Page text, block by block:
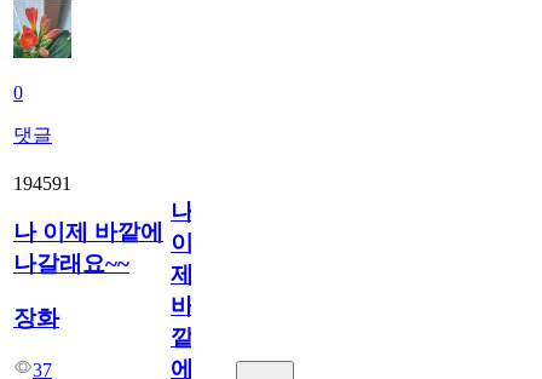
0
댓글
194591
나 이제 바깥에
나갈래요~~
장화
37
나
이
제
바
깥
에